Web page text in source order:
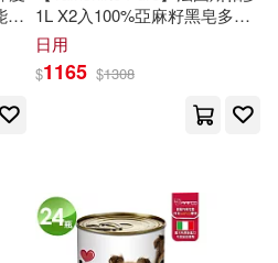
化（繪）(1)
(1)
雯（主編）(1)
科學月刊社(1)
清 1L X2入100%亞麻籽黑皂多功
能(地板)清潔劑(*99.7%天然來
源 法國原裝) 黑皂
日用
$1165 $1308